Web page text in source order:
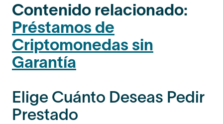
Contenido relacionado:
Préstamos de
Criptomonedas sin
Garantía
Elige Cuánto Deseas Pedir
Prestado